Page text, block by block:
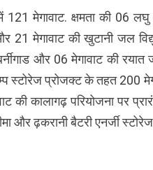
121 मेगावाट. क्षमता की 06
मेगावाट की खुटानी जल
और 06 मेगावाट की रयात
स्टोरेज प्रोजक्ट के तहत 200
कालागढ़ परियोजना पर
और ढ़करानी बैटरी एनर्जी